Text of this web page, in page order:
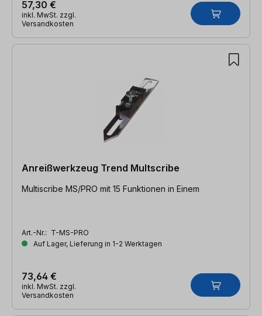
57,30 €
inkl. MwSt. zzgl.
Versandkosten
Anreißwerkzeug Trend Multscribe
Multiscribe MS/PRO mit 15 Funktionen in Einem
Art.-Nr.: T-MS-PRO
Auf Lager, Lieferung in 1-2 Werktagen
73,64 €
inkl. MwSt. zzgl.
Versandkosten